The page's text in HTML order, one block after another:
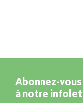
Abonnez-vous
à notre